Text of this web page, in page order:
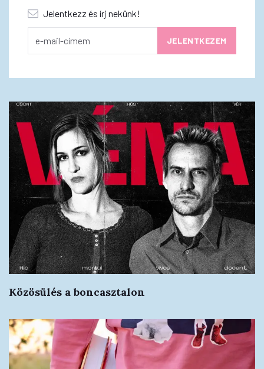
Jelentkezz és írj nekünk!
Közösülés a boncasztalon